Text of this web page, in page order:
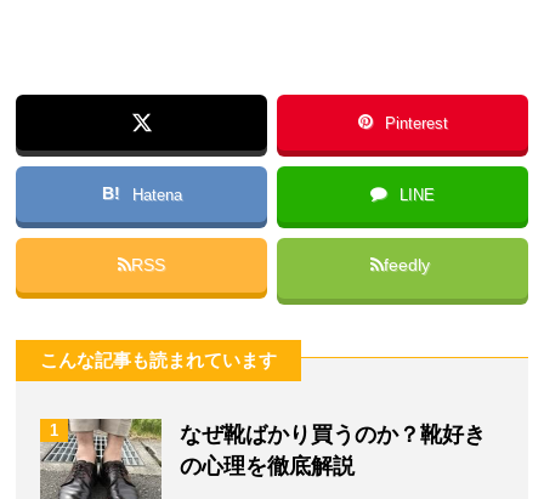
Pinterest
B! Hatena LINE
RSS feedly
こんな記事も読まれています
1
なぜ靴ばかり買うのか？靴好き
の心理を徹底解説